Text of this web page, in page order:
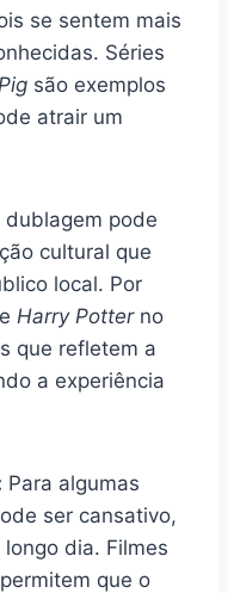
se sentem mais
Séries
são exemplos
atrair um
dublagem pode
cultural que
local. Por
Harry Potterno
que refletem a
a experiência
Para algumas
ser cansativo,
dia. Filmes
que o